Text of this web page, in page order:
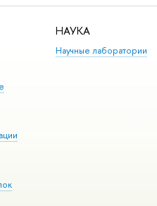
НАУКА
Научные лаборатории